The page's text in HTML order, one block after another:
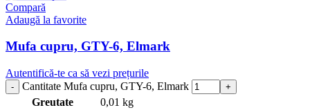
Compară
Adaugă la favorite
Mufa cupru, GTY-6, Elmark
Autentifică-te ca să vezi prețurile
Cantitate Mufa cupru, GTY-6, Elmark
Greutate
0,01 kg